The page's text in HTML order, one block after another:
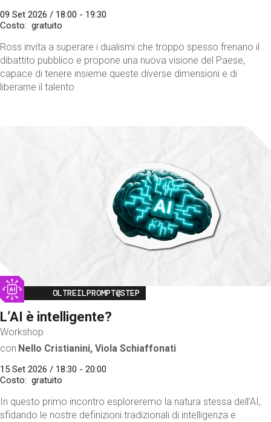
09 Set 2026 / 18:00 - 19:30
Costo
gratuito
Ross invita a superare i dualismi che troppo spesso frenano il
dibattito pubblico e propone una nuova visione del Paese,
capace di tenere insieme queste diverse dimensioni e di
liberarne il talento
Image
OLTREILPROMPT@STEP
L’AI è intelligente?
Workshop
con Nello Cristianini, Viola Schiaffonati
15 Set 2026 / 18:30 - 20:00
Costo
gratuito
In questo primo incontro esploreremo la natura stessa dell'AI,
sfidando le nostre definizioni tradizionali di intelligenza e